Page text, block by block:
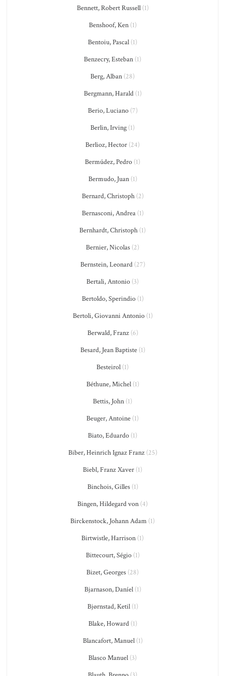
Bennett, Robert Russell(1)
Benshoof, Ken(1)
Bentoiu, Pascal (1)
Benzecry, Esteban (1)
Berg, Alban (28)
Bergmann, Harald(1)
Berio, Luciano(7)
Berlin, Irving (1)
Berlioz, Hector (24)
Bermúdez, Pedro (1)
Bermudo, Juan(1)
Bernard, Christoph(2)
Bernasconi, Andrea(1)
Bernhardt, Christoph (1)
Bernier, Nicolas (2)
Bernstein, Leonard(27)
Bertali, Antonio (3)
Bertoldo, Sperindio(1)
Bertoli, Giovanni Antonio(1)
Berwald, Franz(6)
Besard, Jean Baptiste(1)
Besteirol (1)
Béthune, Michel(1)
Bettis, John (1)
Beuger, Antoine (1)
Biato, Eduardo (1)
Biber, Heinrich Ignaz Franz(25)
Biebl, Franz Xaver (1)
Binchois, Gilles(1)
Bingen, Hildegard von (4)
Birckenstock, Johann Adam (1)
Birtwistle, Harrison (1)
Bittecourt, Ségio(1)
Bizet, Georges (28)
Bjarnason, Daníel(1)
Bjørnstad, Ketil(1)
Blake, Howard(1)
Blancafort, Manuel(1)
Blasco Manuel (3)